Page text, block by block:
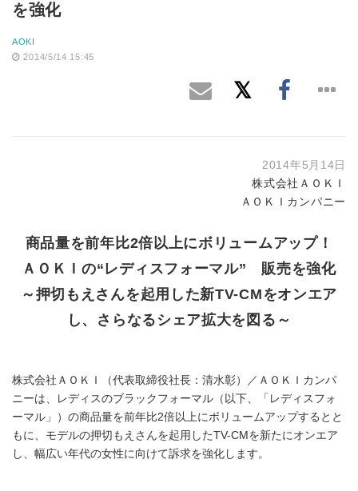
を強化
AOKI
2014/5/14 15:45
2014年5月14日
株式会社ＡＯＫＩ
ＡＯＫＩカンパニー
商品量を前年比2倍以上にボリュームアップ！
ＡＯＫＩの“レディスフォーマル” 販売を強化
～押切もえさんを起用した新TV-CMをオンエア
し、さらなるシェア拡大を図る～
株式会社ＡＯＫＩ（代表取締役社長：清水彰）／ＡＯＫＩカンパ
ニーは、レディスのブラックフォーマル（以下、「レディスフォ
ーマル」）の商品量を前年比2倍以上にボリュームアップするとと
もに、モデルの押切もえさんを起用したTV-CMを新たにオンエア
し、幅広い年代の女性に向けて訴求を強化します。